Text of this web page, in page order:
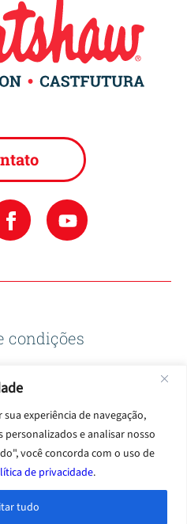
experiência de navegação,
e analisar nosso
você concorda com o uso de
de privacidade.
tudo
condições
de uso